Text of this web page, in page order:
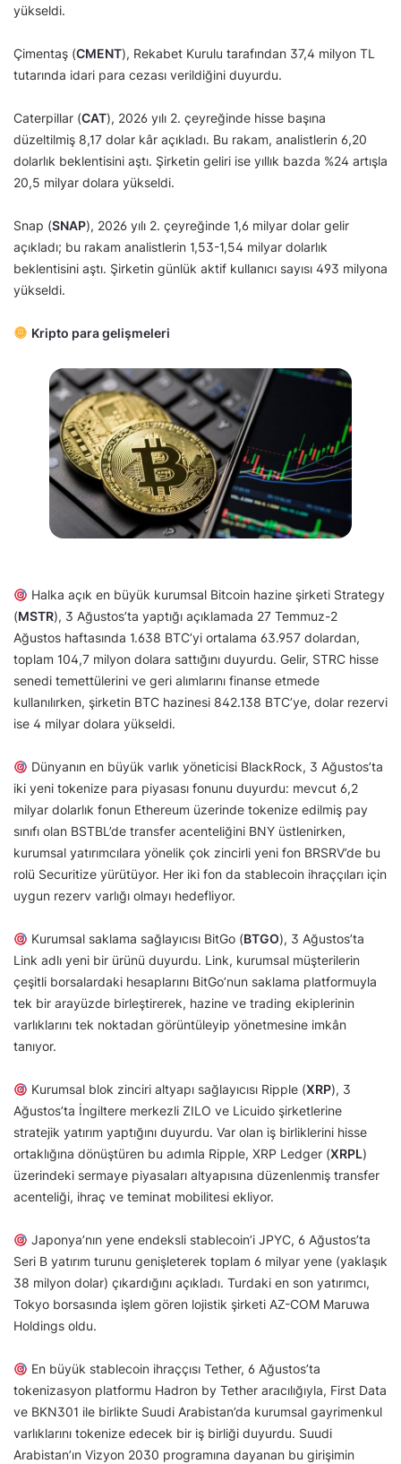
yükseldi.
Çimentaş (CMENT), Rekabet Kurulu tarafından 37,4 milyon TL
tutarında idari para cezası verildiğini duyurdu.
Caterpillar (CAT), 2026 yılı 2. çeyreğinde hisse başına
düzeltilmiş 8,17 dolar kâr açıkladı. Bu rakam, analistlerin 6,20
dolarlık beklentisini aştı. Şirketin geliri ise yıllık bazda %24 artışla
20,5 milyar dolara yükseldi.
Snap (SNAP), 2026 yılı 2. çeyreğinde 1,6 milyar dolar gelir
açıkladı; bu rakam analistlerin 1,53-1,54 milyar dolarlık
beklentisini aştı. Şirketin günlük aktif kullanıcı sayısı 493 milyona
yükseldi.
Kripto para gelişmeleri
Halka açık en büyük kurumsal Bitcoin hazine şirketi Strategy
(MSTR), 3 Ağustos’ta yaptığı açıklamada 27 Temmuz-2
Ağustos haftasında 1.638 BTC’yi ortalama 63.957 dolardan,
toplam 104,7 milyon dolara sattığını duyurdu. Gelir, STRC hisse
senedi temettülerini ve geri alımlarını finanse etmede
kullanılırken, şirketin BTC hazinesi 842.138 BTC’ye, dolar rezervi
ise 4 milyar dolara yükseldi.
Dünyanın en büyük varlık yöneticisi BlackRock, 3 Ağustos’ta
iki yeni tokenize para piyasası fonunu duyurdu: mevcut 6,2
milyar dolarlık fonun Ethereum üzerinde tokenize edilmiş pay
sınıfı olan BSTBL’de transfer acenteliğini BNY üstlenirken,
kurumsal yatırımcılara yönelik çok zincirli yeni fon BRSRV’de bu
rolü Securitize yürütüyor. Her iki fon da stablecoin ihraççıları için
uygun rezerv varlığı olmayı hedefliyor.
Kurumsal saklama sağlayıcısı BitGo (BTGO), 3 Ağustos’ta
Link adlı yeni bir ürünü duyurdu. Link, kurumsal müşterilerin
çeşitli borsalardaki hesaplarını BitGo’nun saklama platformuyla
tek bir arayüzde birleştirerek, hazine ve trading ekiplerinin
varlıklarını tek noktadan görüntüleyip yönetmesine imkân
tanıyor.
Kurumsal blok zinciri altyapı sağlayıcısı Ripple (XRP), 3
Ağustos’ta İngiltere merkezli ZILO ve Licuido şirketlerine
stratejik yatırım yaptığını duyurdu. Var olan iş birliklerini hisse
ortaklığına dönüştüren bu adımla Ripple, XRP Ledger (XRPL)
üzerindeki sermaye piyasaları altyapısına düzenlenmiş transfer
acenteliği, ihraç ve teminat mobilitesi ekliyor.
Japonya’nın yene endeksli stablecoin’i JPYC, 6 Ağustos’ta
Seri B yatırım turunu genişleterek toplam 6 milyar yene (yaklaşık
38 milyon dolar) çıkardığını açıkladı. Turdaki en son yatırımcı,
Tokyo borsasında işlem gören lojistik şirketi AZ-COM Maruwa
Holdings oldu.
En büyük stablecoin ihraççısı Tether, 6 Ağustos’ta
tokenizasyon platformu Hadron by Tether aracılığıyla, First Data
ve BKN301 ile birlikte Suudi Arabistan’da kurumsal gayrimenkul
varlıklarını tokenize edecek bir iş birliği duyurdu. Suudi
Arabistan’ın Vizyon 2030 programına dayanan bu girişimin